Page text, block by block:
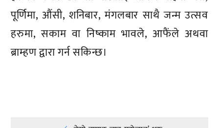
पूर्णिमा, औंसी, शनिबार, मंगलबार साथै जन्म उत्सव
हरुमा, सकाम वा निष्काम भावले, आफैंले अथवा
ब्राम्हण द्वारा गर्न सकिन्छ।